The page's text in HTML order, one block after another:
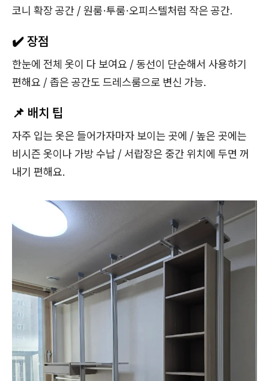
코니 확장 공간 / 원룸·투룸·오피스텔처럼 작은 공간.
✔️ 장점
한눈에 전체 옷이 다 보여요 / 동선이 단순해서 사용하기
편해요 / 좁은 공간도 드레스룸으로 변신 가능.
📌 배치 팁
자주 입는 옷은 들어가자마자 보이는 곳에 / 높은 곳에는
비시즌 옷이나 가방 수납 / 서랍장은 중간 위치에 두면 꺼
내기 편해요.